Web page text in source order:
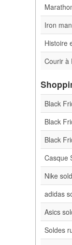
Iron
Histoire
Courir à
Black
Black
Black
Casque
Nike
adidas
Asics
Soldes